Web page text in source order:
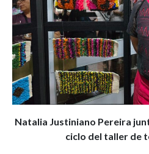
Natalia Justiniano Pereira
ciclo del taller de